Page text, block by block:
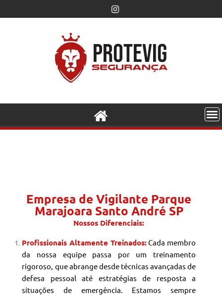
Empresa de Vigilante Parque
Marajoara Santo André SP
Nossos Diferenciais:
Profissionais Altamente Treinados:Cada membro
da nossa equipe passa por um treinamento
rigoroso, que abrange desde técnicas avançadas de
defesa pessoal até estratégias de resposta a
situações de emergência. Estamos sempre